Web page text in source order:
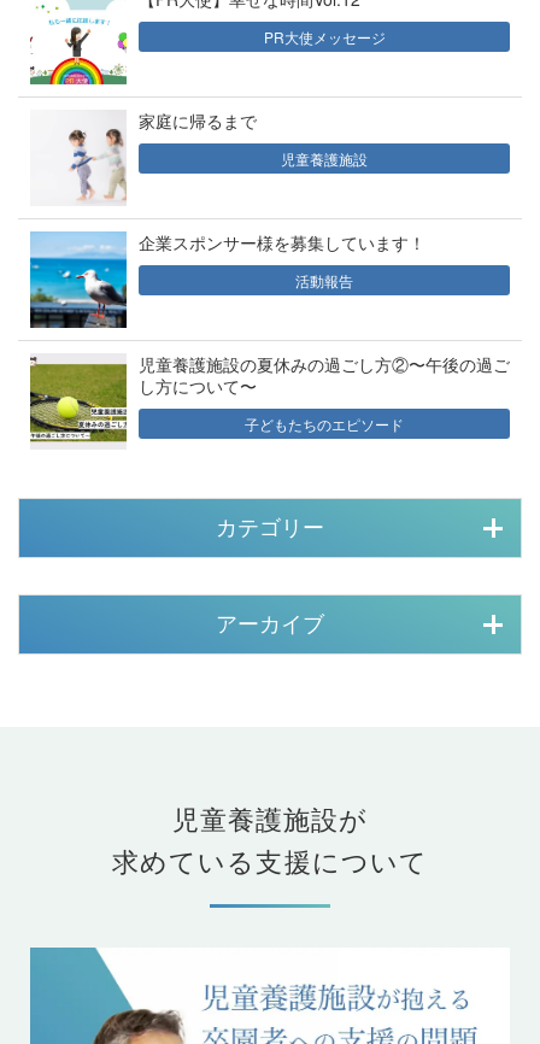
PR大使メッセージ
家庭に帰るまで
児童養護施設
企業スポンサー様を募集しています！
活動報告
児童養護施設の夏休みの過ごし方②〜午後の過ご
し方について〜
子どもたちのエピソード
カテゴリー
アーカイブ
児童養護施設が
求めている支援について